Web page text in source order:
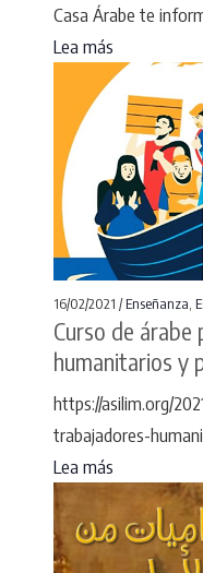
Casa Árabe te
Lea más
16/02/2021 /Enseñanza
Curso de
humanitarios y
https://asilim.org/
trabajadores-
Lea más